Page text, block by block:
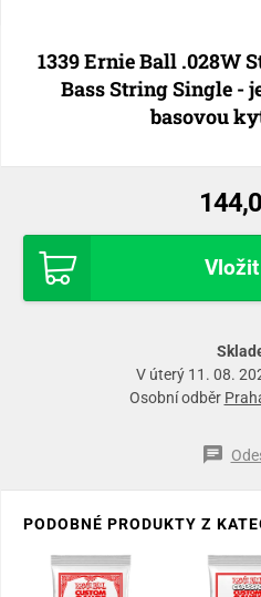
1339 Ernie Ball .028W
Bass String Single -
basovou
V úterý 11. 08.
Osobní odběr
PODOBNÉ PRODUKTY Z